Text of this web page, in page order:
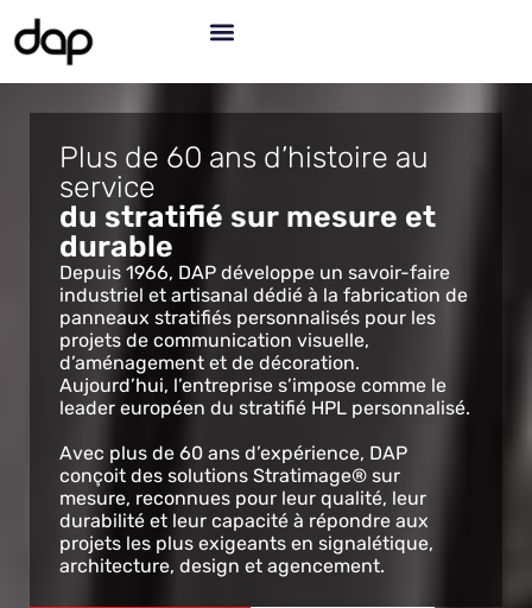
Plus de 60 ans d’histoire au
service
du stratifié sur mesure et
durable
Depuis 1966, DAP développe un savoir-faire
industriel et artisanal dédié à la fabrication de
panneaux stratifiés personnalisés pour les
projets de communication visuelle,
d’aménagement et de décoration.
Aujourd’hui, l’entreprise s’impose comme le
leader européen du stratifié HPL personnalisé.
Avec plus de 60 ans d’expérience, DAP
conçoit des solutions Stratimage® sur
mesure, reconnues pour leur qualité, leur
durabilité et leur capacité à répondre aux
projets les plus exigeants en signalétique,
architecture, design et agencement.